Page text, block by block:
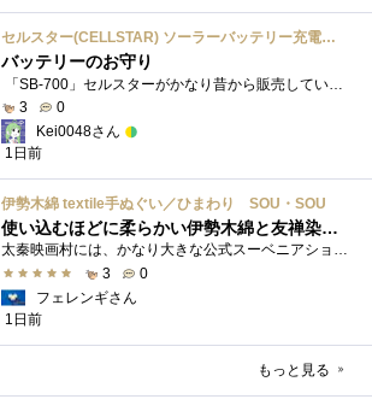
セルスター(CELLSTAR) ソーラーバッテリー充電器 SB-700 DC12V専用
バッテリーのお守り
3
0
Kei0048さん
1日前
伊勢木綿 textile手ぬぐい／ひまわり SOU・SOU
使い込むほどに柔らかい伊勢木綿と友禅染の発色を楽しむ
太秦映画村には、かなり大きな公式スーベニアショップの他にも、江戸時代の町家風の飲食店や土産物店が軒を連ねておりました。 何かよいもの...
3
0
フェレンギさん
1日前
もっと見る